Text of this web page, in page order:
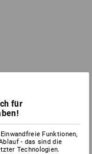
für
Funktionen,
- das sind die
Technologien.